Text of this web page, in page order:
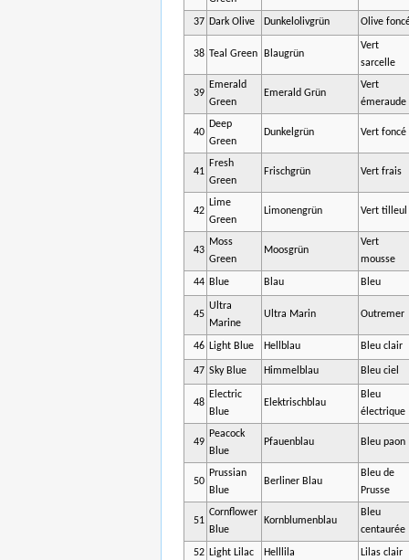
37 Dark Olive Dunkelolivgrün Olive
38 Teal Green Blaugrün
Vert
sarcelle
39
Emerald
Green
Emerald Grün
Vert
émeraude
40
Deep
Green
Dunkelgrün Vert foncé
41
Fresh
Green
Frischgrün Vert frais
42
Lime
Green
Limonengrün Vert tilleul
43
Moss
Green
Moosgrün
Vert
mousse
44 Blue Blau Bleu
45
Ultra
Marine
Ultra Marin Outremer
46 Light Blue Hellblau Bleu clair
47 Sky Blue Himmelblau Bleu ciel
48
Electric
Blue
Elektrischblau
Bleu
électrique
49
Peacock
Blue
Pfauenblau Bleu paon
50
Prussian
Blue
Berliner Blau
Bleu de
Prusse
51
Cornflower
Blue
Kornblumenblau
Bleu
centaurée
52 Light Lilac Helllila Lilas clair